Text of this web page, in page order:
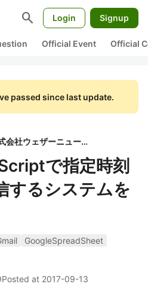
search Login Signup
Official Event Official
passed since last update.
株式会社ウェザーニューズ
で指定時刻
するシステムを
GoogleSpreadSheet
Posted at 2017-09-13